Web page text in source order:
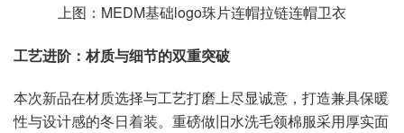
上图：MEDM基础logo珠片连帽拉链连帽卫衣
工艺进阶：材质与细节的双重突破
本次新品在材质选择与工艺打磨上尽显诚意，打造兼具保暖
性与设计感的冬日着装。重磅做旧水洗毛领棉服采用厚实面